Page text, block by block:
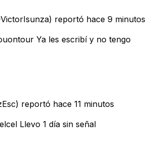
reportó hace 9 minutos
Ya les escribí y no tengo
reportó hace 11 minutos
Llevo 1 día sin señal